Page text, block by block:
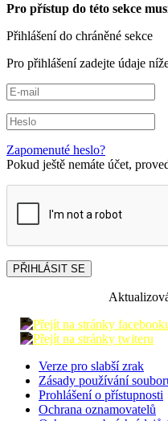
Pro přístup do této sekce
Přihlášení do chráněné sekce
Pro přihlášení zadejte údaje
Zapomenuté heslo?
Pokud ještě nemáte účet,
PŘIHLÁSIT SE
Verze pro slabší zrak
Zásady používání
Prohlášení o přístupnosti
Ochrana oznamovatelů